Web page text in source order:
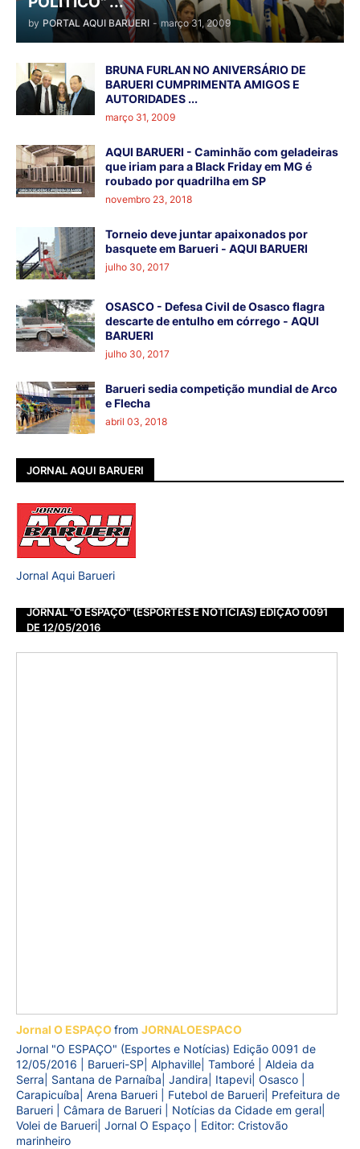
by PORTAL AQUI BARUERI - março 31, 2009
BRUNA FURLAN NO ANIVERSÁRIO DE
BARUERI CUMPRIMENTA AMIGOS E
AUTORIDADES ...
março 31, 2009
AQUI BARUERI - Caminhão com geladeiras
que iriam para a Black Friday em MG é
roubado por quadrilha em SP
novembro 23, 2018
Torneio deve juntar apaixonados por
basquete em Barueri - AQUI BARUERI
julho 30, 2017
OSASCO - Defesa Civil de Osasco flagra
descarte de entulho em córrego - AQUI
BARUERI
julho 30, 2017
Barueri sedia competição mundial de Arco
e Flecha
abril 03, 2018
JORNAL AQUI BARUERI
Jornal Aqui Barueri
JORNAL "O ESPAÇO" (ESPORTES E NOTÍCIAS) EDIÇÃO 0091
DE 12/05/2016
Jornal O ESPAÇOfrom JORNALOESPACO
Jornal "O ESPAÇO" (Esportes e Notícias) Edição 0091 de
12/05/2016 | Barueri-SP| Alphaville| Tamboré | Aldeia da
Serra| Santana de Parnaíba| Jandira| Itapevi| Osasco |
Carapicuíba| Arena Barueri | Futebol de Barueri| Prefeitura de
Barueri | Câmara de Barueri | Notícias da Cidade em geral|
Volei de Barueri| Jornal O Espaço | Editor: Cristovão
marinheiro